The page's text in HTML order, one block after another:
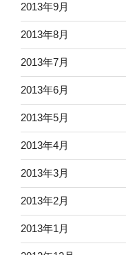
2013年9月
2013年8月
2013年7月
2013年6月
2013年5月
2013年4月
2013年3月
2013年2月
2013年1月